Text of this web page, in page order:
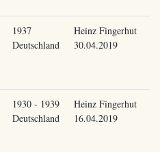
1937
Deutschland
Heinz Fingerhut
30.04.2019
1930 - 1939
Deutschland
Heinz Fingerhut
16.04.2019